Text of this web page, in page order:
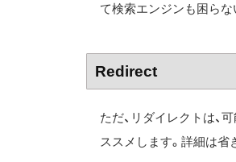
て検索エンジンも困らな
Redirect
ただ、リダイレクトは、
ススメします。詳細は省